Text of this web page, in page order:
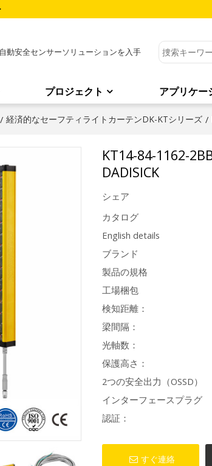
動安全センサーソリューションを入手
プロジェクト アプリケー
/ 経済的なセーフティライトカーテンDK-KTシリーズ /
KT14-84-1162-
DADISICK
シェア
カタログ
English details
ブランド
製品の規格
工場梱包
検知距離：
梁間隔：
光軸数：
保護高さ：
2つの安全出力（OSSD）
インターフェースプラグ
認証：
すぐ連絡